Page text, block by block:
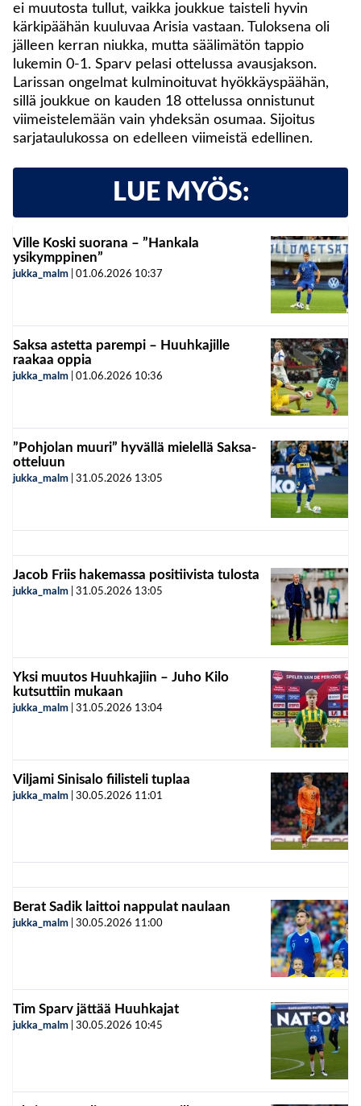
ei muutosta tullut, vaikka joukkue taisteli hyvin
kärkipäähän kuuluvaa Arisia vastaan. Tuloksena oli
jälleen kerran niukka, mutta säälimätön tappio
lukemin 0-1. Sparv pelasi ottelussa avausjakson.
Larissan ongelmat kulminoituvat hyökkäyspäähän,
sillä joukkue on kauden 18 ottelussa onnistunut
viimeistelemään vain yhdeksän osumaa. Sijoitus
sarjataulukossa on edelleen viimeistä edellinen.
LUE MYÖS:
Ville Koski suorana – ”Hankala
ysikymppinen”
jukka_malm 01.06.2026 10:37
Saksa astetta parempi – Huuhkajille
raakaa oppia
jukka_malm 01.06.2026 10:36
”Pohjolan muuri” hyvällä mielellä Saksa-
otteluun
jukka_malm 31.05.2026 13:05
Jacob Friis hakemassa positiivista tulosta
jukka_malm 31.05.2026 13:05
Yksi muutos Huuhkajiin – Juho Kilo
kutsuttiin mukaan
jukka_malm 31.05.2026 13:04
Viljami Sinisalo fiilisteli tuplaa
jukka_malm 30.05.2026 11:01
Berat Sadik laittoi nappulat naulaan
jukka_malm 30.05.2026 11:00
Tim Sparv jättää Huuhkajat
jukka_malm 30.05.2026 10:45